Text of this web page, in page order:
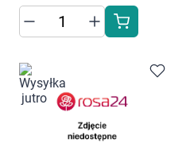
Kosmetyki
Mężczyzna
Zdrowy styl życia